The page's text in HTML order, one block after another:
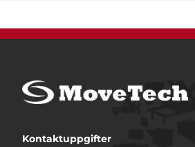
Kontaktuppgifter